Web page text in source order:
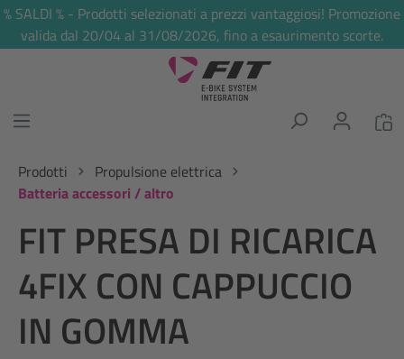
principale
% SALDI % - Prodotti selezionati a prezzi vantaggiosi! Promozione
valida dal 20/04 al 31/08/2026, fino a esaurimento scorte.
Prodotti
Propulsione elettrica
Batteria accessori / altro
FIT PRESA DI RICARICA
4FIX CON CAPPUCCIO
IN GOMMA